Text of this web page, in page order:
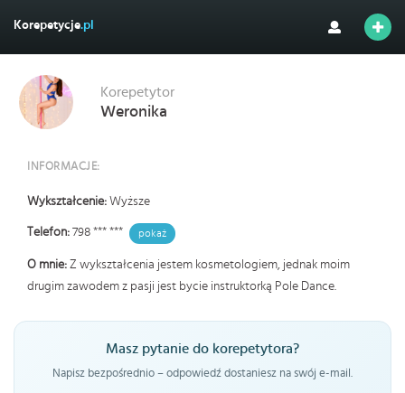
Korepetycje.pl
Korepetytor
Weronika
INFORMACJE:
Wykształcenie: Wyższe
Telefon: 798 *** *** pokaż
O mnie: Z wykształcenia jestem kosmetologiem, jednak moim
drugim zawodem z pasji jest bycie instruktorką Pole Dance.
Masz pytanie do korepetytora?
Napisz bezpośrednio – odpowiedź dostaniesz na swój e-mail.